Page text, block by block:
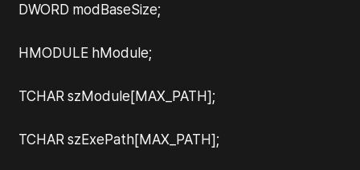
DWORD modBaseSize;
HMODULE hModule;
TCHAR szModule[MAX_PATH];
TCHAR szExePath[MAX_PATH];